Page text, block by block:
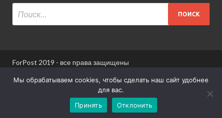
ForPost 2019 - все права защищены
При использовании материалов сайта ссылка
Информация для пользователей сайта
Мы обрабатываем cookies, чтобы сделать наш сайт удобнее
для вас.
Принять
Отклонить